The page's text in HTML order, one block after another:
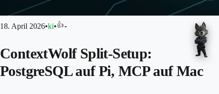
18. April 2026•ki•👍-
ContextWolf Split-Setup:
PostgreSQL auf Pi, MCP auf Mac